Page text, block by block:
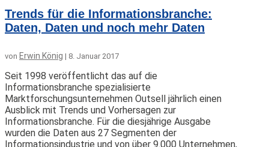
Trends für die Informationsbranche:
Daten, Daten und noch mehr Daten
von Erwin König | 8. Januar 2017
Seit 1998 veröffentlicht das auf die
Informationsbranche spezialisierte
Marktforschungsunternehmen Outsell jährlich einen
Ausblick mit Trends und Vorhersagen zur
Informationsbranche. Für die diesjährige Ausgabe
wurden die Daten aus 27 Segmenten der
Informationsindustrie und von über 9.000 Unternehmen,